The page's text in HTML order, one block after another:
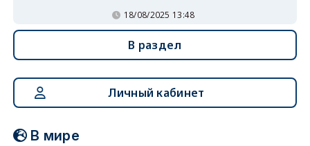
18/08/2025 13:48
В раздел
Личный кабинет
В мире